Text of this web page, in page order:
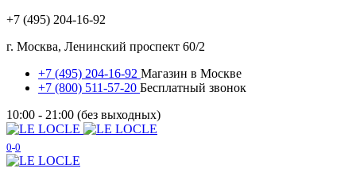
+7 (495) 204-16-92
г. Москва, Ленинский проспект 60/2
+7 (495) 204-16-92 Магазин в Москве
+7 (800) 511-57-20 Бесплатный звонок
10:00 - 21:00 (без выходных)
0 0